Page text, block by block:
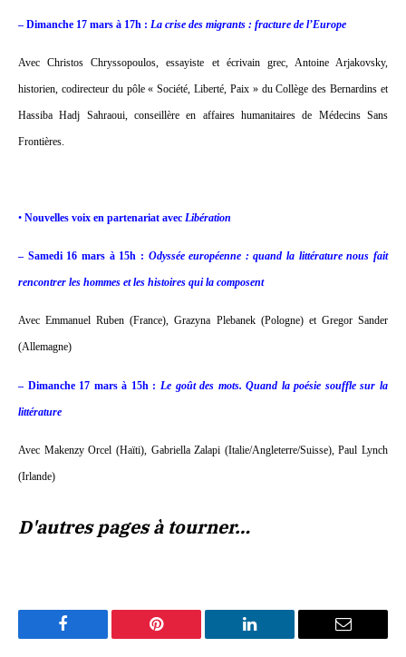
– Dimanche 17 mars à 17h : La crise des migrants : fracture de l’Europe
Avec Christos Chryssopoulos, essayiste et écrivain grec, Antoine Arjakovsky,
historien, codirecteur du pôle « Société, Liberté, Paix » du Collège des Bernardins et
Hassiba Hadj Sahraoui, conseillère en affaires humanitaires de Médecins Sans
Frontières.
• Nouvelles voix en partenariat avec Libération
– Samedi 16 mars à 15h : Odyssée européenne : quand la littérature nous fait
rencontrer les hommes et les histoires qui la composent
Avec Emmanuel Ruben (France), Grazyna Plebanek (Pologne) et Gregor Sander
(Allemagne)
– Dimanche 17 mars à 15h : Le goût des mots. Quand la poésie souffle sur la
littérature
Avec Makenzy Orcel (Haïti), Gabriella Zalapi (Italie/Angleterre/Suisse), Paul Lynch
(Irlande)
D'autres pages à tourner…
Facebook Pinterest LinkedIn Email